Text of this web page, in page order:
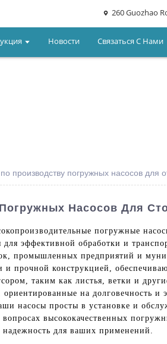
260 Guozhao
Новости Связаться С Нами
производству погружных насосов для
Насосов Для
погружные
для эффективной обработки и
промышленных предприятий и
прочной конструкцией,
таким как листья, ветки и
на долговечность и
насосы просты в установке и
высококачественных
надежность для ваших применений.